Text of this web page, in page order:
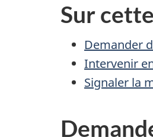
Sur
Demander
Intervenir
Signaler la